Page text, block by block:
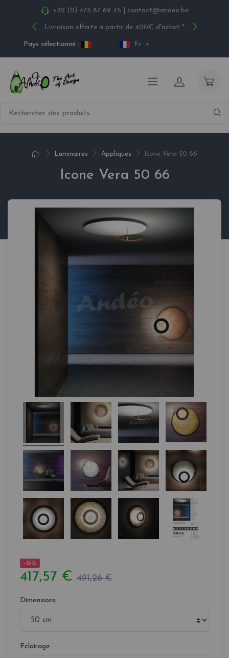
+32 (0) 475 87 69 45 contact@andeo.be
Livraison offerte à partir de 400€ d'achat *
Pays sélectionné : Fr
Luminaires Appliques Icone Vera 50 66
Icone Vera 50 66
-15%
417,57 € 491,26 €
Dimensions
Eclairage